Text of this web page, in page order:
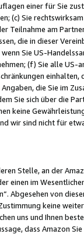
einer für Sie
(c) Sie
Teilnahme am
die in dieser
Sie US-
(f) Sie alle
die Sie im
Sie sich über die
keine
wir sind nicht für
Stelle, an der
einen im
Abgesehen von
keine
uns und Ihnen
dass Amazon